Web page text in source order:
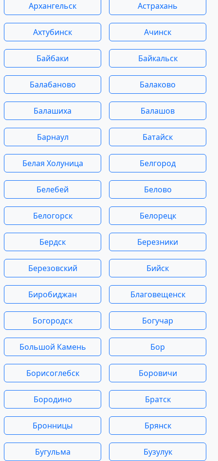
Архангельск Астрахань
Ахтубинск Ачинск
Байбаки Байкальск
Балабаново Балаково
Балашиха Балашов
Барнаул Батайск
Белая Холуница Белгород
Белебей Белово
Белогорск Белорецк
Бердск Березники
Березовский Бийск
Биробиджан Благовещенск
Богородск Богучар
Большой Камень Бор
Борисоглебск Боровичи
Бородино Братск
Бронницы Брянск
Бугульма Бузулук